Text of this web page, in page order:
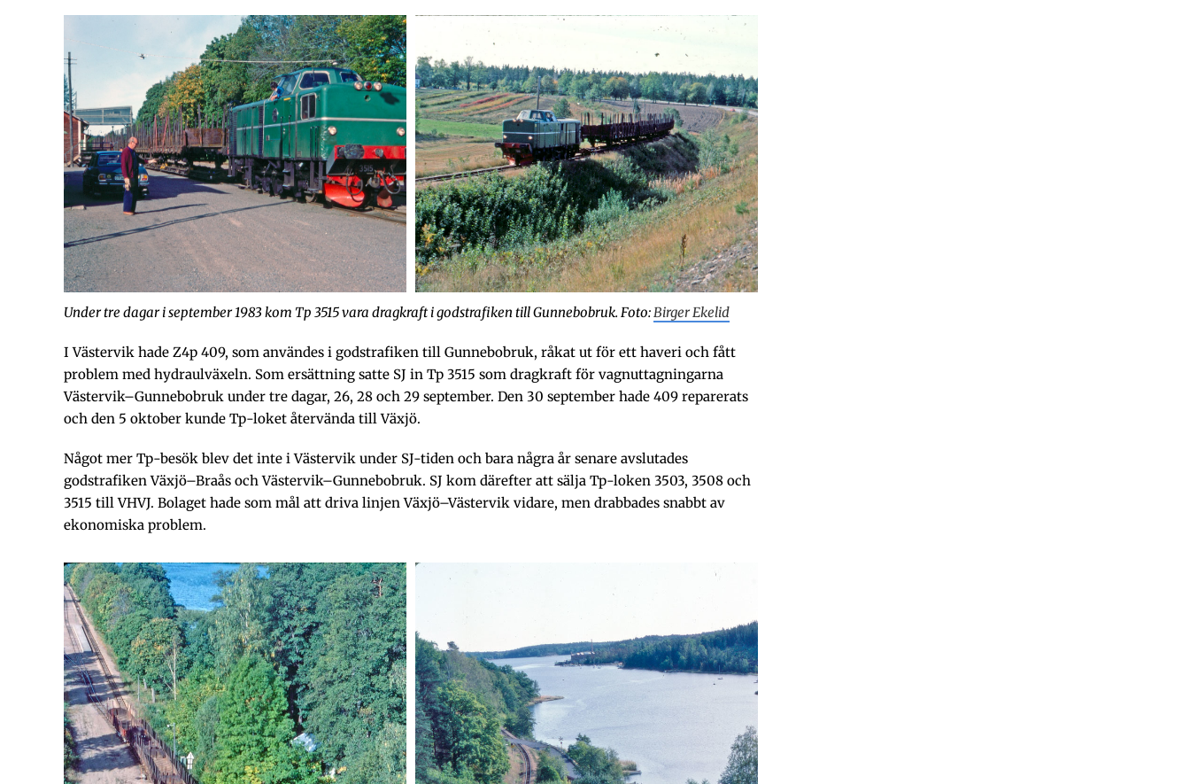
Under tre dagar i september 1983 kom Tp 3515 vara dragkraft i godstrafiken till Gunnebobruk. Foto:Birger Ekelid
I Västervik hade Z4p 409, som användes i godstrafiken till Gunnebobruk, råkat ut för ett haveri och fått
problem med hydraulväxeln. Som ersättning satte SJ in Tp 3515 som dragkraft för vagnuttagningarna
Västervik–Gunnebobruk under tre dagar, 26, 28 och 29 september. Den 30 september hade 409 reparerats
och den 5 oktober kunde Tp-loket återvända till Växjö.
Något mer Tp-besök blev det inte i Västervik under SJ-tiden och bara några år senare avslutades
godstrafiken Växjö–Braås och Västervik–Gunnebobruk. SJ kom därefter att sälja Tp-loken 3503, 3508 och
3515 till VHVJ. Bolaget hade som mål att driva linjen Växjö–Västervik vidare, men drabbades snabbt av
ekonomiska problem.